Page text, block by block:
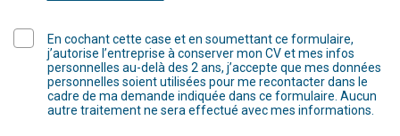
En cochant cette case et en soumettant ce formulaire,
j’autorise l’entreprise à conserver mon CV et mes infos
personnelles au-delà des 2 ans, j’accepte que mes données
personnelles soient utilisées pour me recontacter dans le
cadre de ma demande indiquée dans ce formulaire. Aucun
autre traitement ne sera effectué avec mes informations.